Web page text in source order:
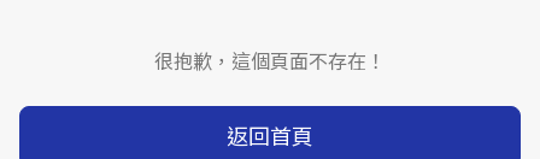
很抱歉，這個頁面不存在！
返回首頁